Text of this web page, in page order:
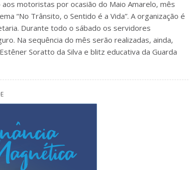
motoristas por ocasião do Maio Amarelo, mês
“No Trânsito, o Sentido é a Vida”. A organização é
Durante todo o sábado os servidores
Na sequência do mês serão realizadas, ainda,
Soratto da Silva e blitz educativa da Guarda